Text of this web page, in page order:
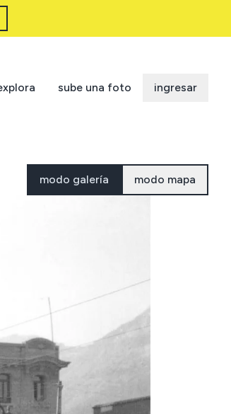
sube una foto ingresar
modo galería modo mapa